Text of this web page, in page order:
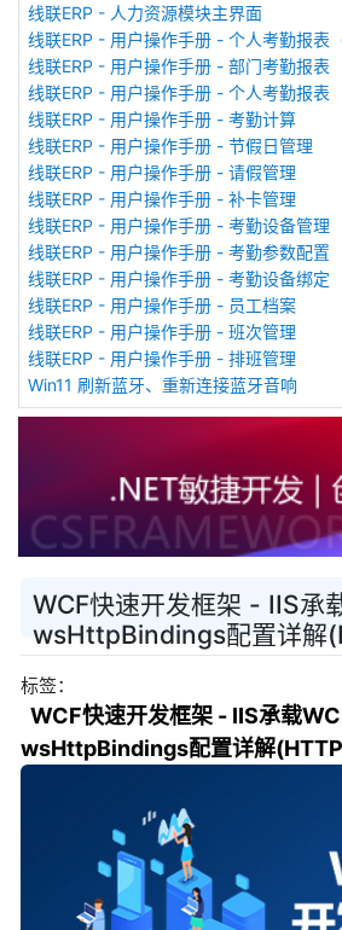
线联ERP - 人力资源模块主界面
线联ERP - 用户操作手册 - 个人考勤报表
线联ERP - 用户操作手册 - 部门考勤报表
线联ERP - 用户操作手册 - 个人考勤报表
线联ERP - 用户操作手册 - 考勤计算
线联ERP - 用户操作手册 - 节假日管理
线联ERP - 用户操作手册 - 请假管理
线联ERP - 用户操作手册 - 补卡管理
线联ERP - 用户操作手册 - 考勤设备管理
线联ERP - 用户操作手册 - 考勤参数配置
线联ERP - 用户操作手册 - 考勤设备绑定
线联ERP - 用户操作手册 - 员工档案
线联ERP - 用户操作手册 - 班次管理
线联ERP - 用户操作手册 - 排班管理
Win11 刷新蓝牙、重新连接蓝牙音响
WCF快速开发框架 - IIS承
wsHttpBindings配置详解
标签：
WCF快速开发框架 - IIS承载
wsHttpBindings配置详解